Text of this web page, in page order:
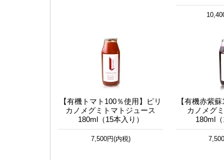
【有機トマト100％使用】ピリ
カノメグミトマトジュース
180ml（15本入り）
7,500円(内税)
【有機赤紫
カノメグ
180ml